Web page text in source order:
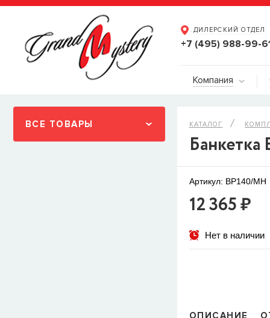
ДИЛЕРСКИЙ ОТДЕЛ
+7 (495) 988-99-
Компания
ВСЕ ТОВАРЫ КАТАЛОГ
Артикул: BP140/MH
12 365 ₽
Нет в наличии
ОПИСАНИЕ